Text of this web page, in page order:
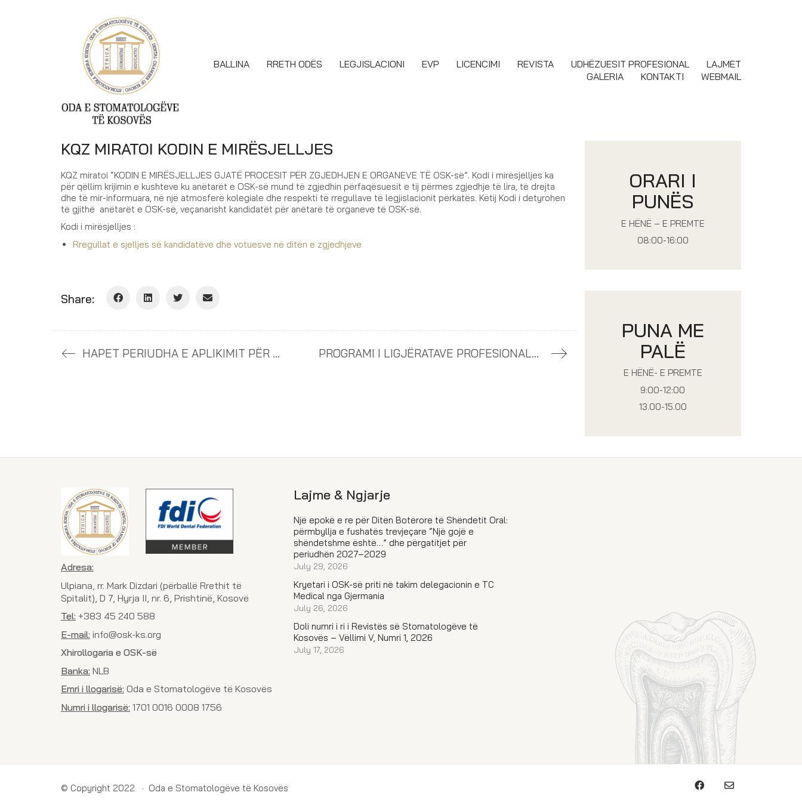
BALLINA RRETH ODËS LEGJISLACIONI EVP LICENCIMI REVISTA UDHËZUESIT PROFESIONAL
LAJMET
GALERIA
KONTAKTI WEBMAIL
KQZ MIRATOI KODIN E MIRËSJELLJES
KQZ miratoi “KODIN E MIRËSJELLJES GJATË PROCESIT PËR ZGJEDHJEN E ORGANEVE TË OSK-së”. Kodi i mirësjelljes ka
për qëllim krijimin e kushteve ku anëtarët e OSK-së mund të zgjedhin përfaqësuesit e tij përmes zgjedhje të lira, të drejta
dhe të mir-informuara, në një atmosferë kolegiale dhe respekti të rregullave të legjislacionit përkatës. Këtij Kodi i detyrohen
të gjithë anëtarët e OSK-së, veçanarisht kandidatët për anëtarë të organeve të OSK-së.
Kodi i mirësjelljes :
Rregullat e sjelljes së kandidatëve dhe votuesve në ditën e zgjedhjeve
Share:
HAPET PERIUDHA E APLIKIMIT PËR VËZHGUES TË ZGJEDHJEVE PROGRAMI I LIGJËRATAVE PROFESIONALE PËR VITIN 2023 – CIKLI I PARË
ORARI I
PUNËS
E HËNË – E PREMTE
08:00-16:00
PUNA ME
PALË
E HËNË- E PREMTE
9:00-12:00
13.00-15.00
Adresa:
Ulpiana, rr. Mark Dizdari (përballë Rrethit të
Spitalit), D 7, Hyrja II, nr. 6, Prishtinë, Kosovë
Tel: +383 45 240 588
E-mail: info@osk-ks.org
Xhirollogaria e OSK-së
Banka: NLB
Emri i llogarisë: Oda e Stomatologëve të Kosovës
Numri i llogarisë: 1701 0016 0008 1756
Lajme & Ngjarje
Një epokë e re për Ditën Botërore të Shëndetit Oral:
përmbyllja e fushatës trevjeçare “Një gojë e
shëndetshme është…” dhe përgatitjet për
periudhën 2027–2029
July 29, 2026
Kryetari i OSK-së priti në takim delegacionin e TC
Medical nga Gjermania
July 26, 2026
Doli numri i ri i Revistës së Stomatologëve të
Kosovës – Vëllimi V, Numri 1, 2026
July 17, 2026
© Copyright 2022 · Oda e Stomatologëve të Kosovës